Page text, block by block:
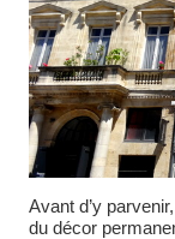
Avant d’y
du décor